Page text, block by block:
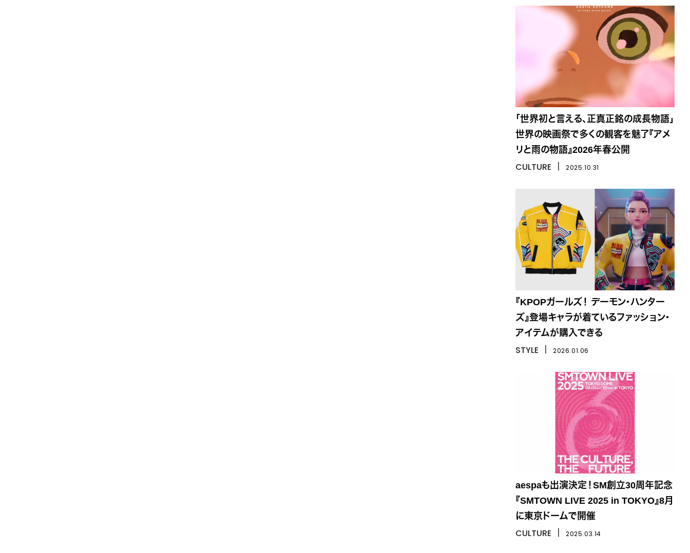
「世界初と言える、正真正銘の成長物語」
世界の映画祭で多くの観客を魅了『アメ
リと雨の物語』2026年春公開
CULTURE 2025.10.31
『KPOPガールズ！ デーモン・ハンター
ズ』登場キャラが着ているファッション・
アイテムが購入できる
STYLE 2026.01.06
aespaも出演決定！SM創立30周年記念
『SMTOWN LIVE 2025 in TOKYO』8月
に東京ドームで開催
CULTURE 2025.03.14